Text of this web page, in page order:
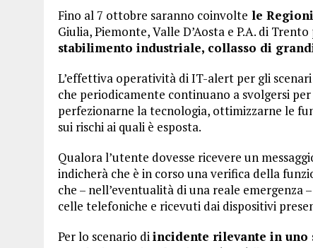
Fino al 7 ottobre saranno coinvolte le
Giulia, Piemonte, Valle D’Aosta e P.A. di Trento
stabilimento industriale, collasso di
L’effettiva operatività di IT-alert per gli
che periodicamente continuano a svolgersi
perfezionarne la tecnologia, ottimizzarne le
sui rischi ai quali è esposta.
Qualora l’utente dovesse ricevere un
indicherà che è in corso una verifica della
che – nell’eventualità di una reale emergenza
celle telefoniche e ricevuti dai dispositivi
Per lo scenario diincidente rilevante in